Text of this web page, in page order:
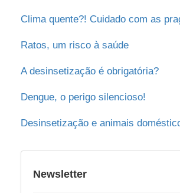
Ratos, um risco à saúde
A desinsetização é obrigatória?
Dengue, o perigo silencioso!
Desinsetização e animais
Newsletter